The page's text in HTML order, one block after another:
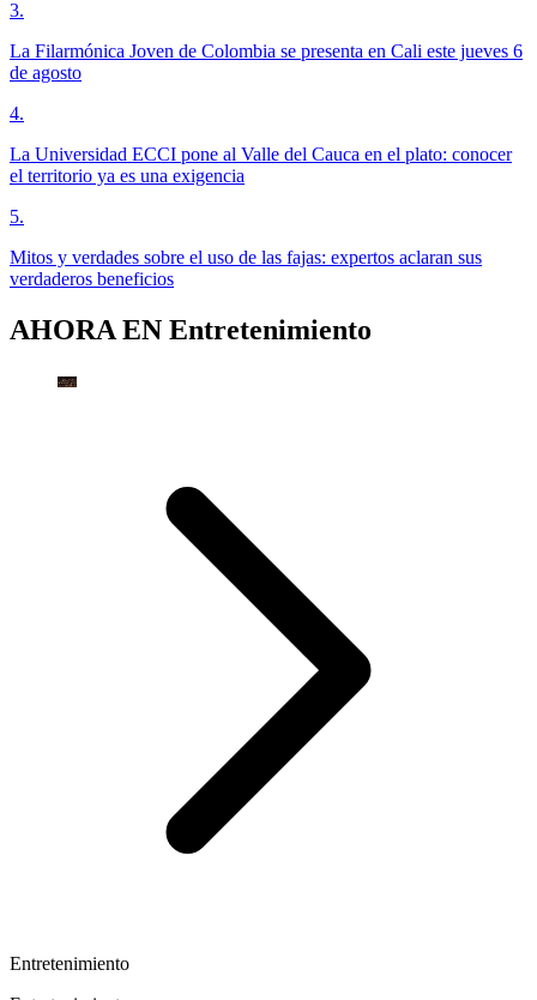
3.
La Filarmónica Joven de Colombia se presenta en Cali este jueves 6
de agosto
4.
La Universidad ECCI pone al Valle del Cauca en el plato: conocer
el territorio ya es una exigencia
5.
Mitos y verdades sobre el uso de las fajas: expertos aclaran sus
verdaderos beneficios
AHORA EN Entretenimiento
Entretenimiento